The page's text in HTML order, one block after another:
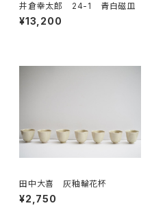
井倉幸太郎 24-1 青白磁皿
¥13,200
田中大喜 灰釉輪花杯
¥2,750